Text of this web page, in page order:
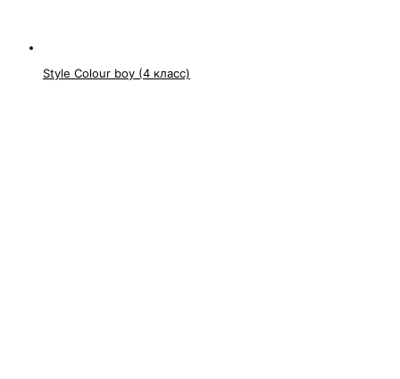
Style Colour boy (4 класс)